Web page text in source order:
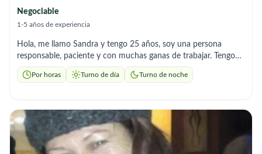
Negociable
1-5 años de experiencia
Hola, me llamo Sandra y tengo 25 años, soy una persona
responsable, paciente y con muchas ganas de trabajar. Tengo
experiencia cuidando personas mayores y realizando tareas de
limpieza en domicilios particulares. Puedo ayudar con: • 👵
Compras y recados • 🧹 Limpieza y mantenimiento del hogar •
🚗 Traslados (dispongo de coche propio) Aunque mi
experiencia es principalmente en trabajos puntuales, soy muy
comprometida, puntual y aprendo rápido. Me adapto
Por horas Turno de día Turno de noche